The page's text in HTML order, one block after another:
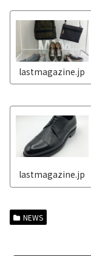
lastmagazine.jp
lastmagazine.jp
NEWS